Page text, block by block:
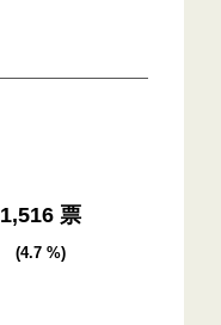
1,516 票
(4.7 %)